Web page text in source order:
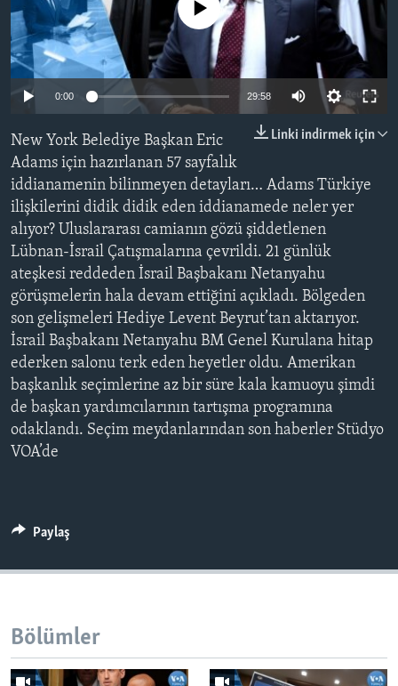
HAYATTAN
SANAT
BIZI TAKIP EDIN
Diller
No media source currently available
0:00 29:58
Linki indirmek için
New York Belediye Başkan Eric
Adams için hazırlanan 57 sayfalık
iddianamenin bilinmeyen detayları… Adams Türkiye
ilişkilerini didik didik eden iddianamede neler yer
alıyor? Uluslararası camianın gözü şiddetlenen
Lübnan-İsrail Çatışmalarına çevrildi. 21 günlük
ateşkesi reddeden İsrail Başbakanı Netanyahu
görüşmelerin hala devam ettiğini açıkladı. Bölgeden
son gelişmeleri Hediye Levent Beyrut’tan aktarıyor.
İsrail Başbakanı Netanyahu BM Genel Kurulana hitap
ederken salonu terk eden heyetler oldu. Amerikan
başkanlık seçimlerine az bir süre kala kamuoyu şimdi
de başkan yardımcılarının tartışma programına
odaklandı. Seçim meydanlarından son haberler Stüdyo
VOA’de
Paylaş
Bölümler